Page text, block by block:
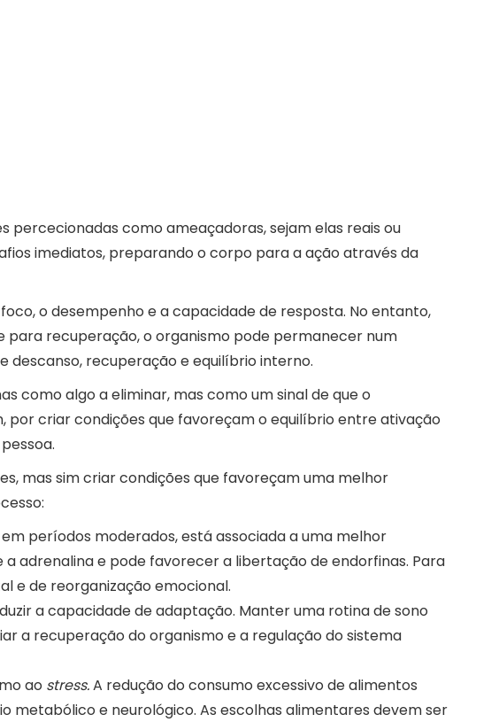
como ameaçadoras, sejam elas reais ou
imediatos, preparando o corpo para a ação através da
o desempenho e a capacidade de resposta. No entanto,
para recuperação, o organismo pode permanecer num
descanso, recuperação e equilíbrio interno.
algo a eliminar, mas como um sinal de que o
por criar condições que favoreçam o equilíbrio entre ativação
mas sim criar condições que favoreçam uma melhor
períodos moderados, está associada a uma melhor
adrenalina e pode favorecer a libertação de endorfinas. Para
e de reorganização emocional.
a capacidade de adaptação. Manter uma rotina de sono
a recuperação do organismo e a regulação do sistema
ao stress.A redução do consumo excessivo de alimentos
e neurológico. As escolhas alimentares devem ser